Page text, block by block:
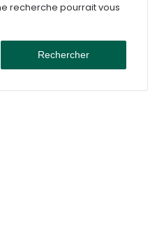
recherche pourrait vous